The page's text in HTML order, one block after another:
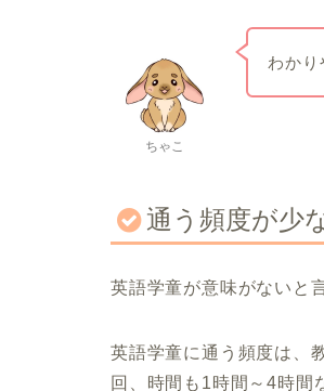
ちゃこ
わかり
通う頻度が少
英語学童が意味がないと
英語学童に通う頻度は、
回、時間も1時間～4時間